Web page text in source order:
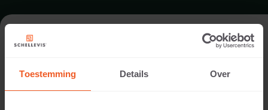
Toestemming Details Over
FORMAAT - ZITELEMENT 200X60
ASSORTIMENT ZITELEMENTEN